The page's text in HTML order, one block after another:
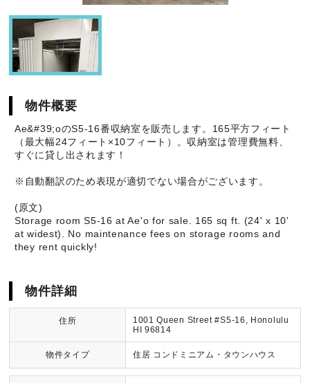
物件概要
Ae&#39;oのS5-16番収納室を販売します。165平方フィート
（最大幅24フィート×10フィート）。収納室は管理費無料、
すぐに貸し出されます！
※自動翻訳のため表現が適切でない場合がございます。
(原文)
Storage room S5-16 at Ae'o for sale. 165 sq ft. (24' x 10'
at widest). No maintenance fees on storage rooms and
they rent quickly!
物件詳細
住所
1001 Queen Street #S5-16, Honolulu
HI 96814
物件タイプ 住居 コンドミニアム・タウンハウス